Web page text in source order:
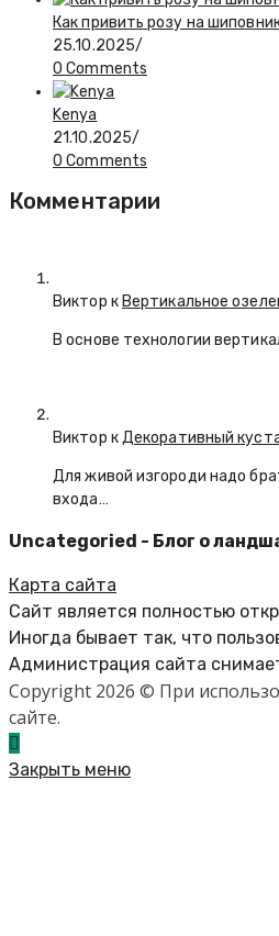
Как привить розу на
25.10.2025/
0 Comments
Kenya
21.10.2025/
0 Comments
Комментарии
Виктор к Вертикальное
В основе технологии
Виктор кДекоративный
Для живой изгороди надо
входа…
Uncategoried - Блог о
Карта сайта
Сайт является полностью
Иногда бывает так, что
Администрация сайта
Copyright 2026 © При
сайте.
Закрыть меню